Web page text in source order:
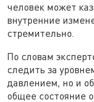
человек может
внутренние
стремительно.
По словам
следить за
давлением, но и
общее состояние